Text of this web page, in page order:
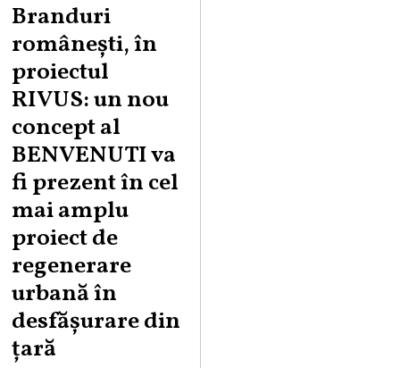
Branduri
românești, în
proiectul
RIVUS: un nou
concept al
BENVENUTI va
fi prezent în cel
mai amplu
proiect de
regenerare
urbană în
desfășurare din
țară